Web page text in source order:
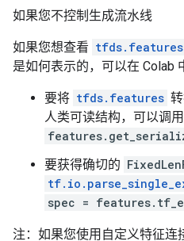
如果您不控制生成流水线
如果您想查看 tfds.features
是如何表示的，可以在 Colab
要将 tfds.features
人类可读结构，可以调用
要获得确切的
spec =
注：如果您使用自定义特征连